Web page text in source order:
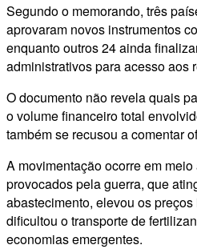
Segundo o memorando, três
aprovaram novos instrumentos
enquanto outros 24 ainda
administrativos para acesso aos
O documento não revela quais
o volume financeiro total
também se recusou a comentar
A movimentação ocorre em
provocados pela guerra, que
abastecimento, elevou os
dificultou o transporte de
economias emergentes.